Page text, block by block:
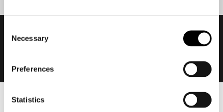
Selection
Necessary
Preferences
Statistics